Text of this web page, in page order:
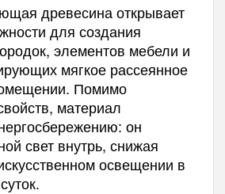
древесина открывает
для создания
элементов мебели и
мягкое рассеянное
Помимо
материал
он
свет внутрь, снижая
освещении в